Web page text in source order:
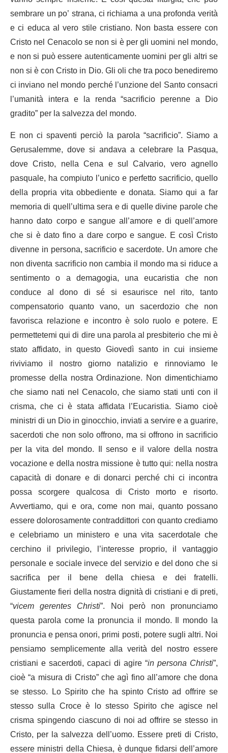
sembrare un po’ strana, ci richiama a una profonda verità
e ci educa al vero stile cristiano. Non basta essere con
Cristo nel Cenacolo se non si è per gli uomini nel mondo,
e non si può essere autenticamente uomini per gli altri se
non si è con Cristo in Dio. Gli oli che tra poco benediremo
ci inviano nel mondo perché l’unzione del Santo consacri
l’umanità intera e la renda “sacrificio perenne a Dio
gradito” per la salvezza del mondo.
E non ci spaventi perciò la parola “sacrificio”. Siamo a
Gerusalemme, dove si andava a celebrare la Pasqua,
dove Cristo, nella Cena e sul Calvario, vero agnello
pasquale, ha compiuto l’unico e perfetto sacrificio, quello
della propria vita obbediente e donata. Siamo qui a far
memoria di quell’ultima sera e di quelle divine parole che
hanno dato corpo e sangue all’amore e di quell’amore
che si è dato fino a dare corpo e sangue. E così Cristo
divenne in persona, sacrificio e sacerdote. Un amore che
non diventa sacrificio non cambia il mondo ma si riduce a
sentimento o a demagogia, una eucaristia che non
conduce al dono di sé si esaurisce nel rito, tanto
compensatorio quanto vano, un sacerdozio che non
favorisca relazione e incontro è solo ruolo e potere. E
permettetemi qui di dire una parola al presbiterio che mi è
stato affidato, in questo Giovedì santo in cui insieme
riviviamo il nostro giorno natalizio e rinnoviamo le
promesse della nostra Ordinazione. Non dimentichiamo
che siamo nati nel Cenacolo, che siamo stati unti con il
crisma, che ci è stata affidata l’Eucaristia. Siamo cioè
ministri di un Dio in ginocchio, inviati a servire e a guarire,
sacerdoti che non solo offrono, ma si offrono in sacrificio
per la vita del mondo. Il senso e il valore della nostra
vocazione e della nostra missione è tutto qui: nella nostra
capacità di donare e di donarci perché chi ci incontra
possa scorgere qualcosa di Cristo morto e risorto.
Avvertiamo, qui e ora, come non mai, quanto possano
essere dolorosamente contraddittori con quanto crediamo
e celebriamo un ministero e una vita sacerdotale che
cerchino il privilegio, l’interesse proprio, il vantaggio
personale e sociale invece del servizio e del dono che si
sacrifica per il bene della chiesa e dei fratelli.
Giustamente fieri della nostra dignità di cristiani e di preti,
“vicem gerentes Christi”. Noi però non pronunciamo
questa parola come la pronuncia il mondo. Il mondo la
pronuncia e pensa onori, primi posti, potere sugli altri. Noi
pensiamo semplicemente alla verità del nostro essere
cristiani e sacerdoti, capaci di agire “in persona Christi”,
cioè “a misura di Cristo” che agì fino all’amore che dona
se stesso. Lo Spirito che ha spinto Cristo ad offrire se
stesso sulla Croce è lo stesso Spirito che agisce nel
crisma spingendo ciascuno di noi ad offrire se stesso in
Cristo, per la salvezza dell’uomo. Essere preti di Cristo,
essere ministri della Chiesa, è dunque fidarsi dell’amore